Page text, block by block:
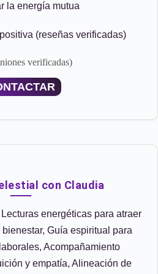
la energía mutua
(reseñas verificadas)
verificadas)
con Claudia
Lecturas energéticas para atraer
Guía espiritual para
Acompañamiento
y empatía, Alineación de